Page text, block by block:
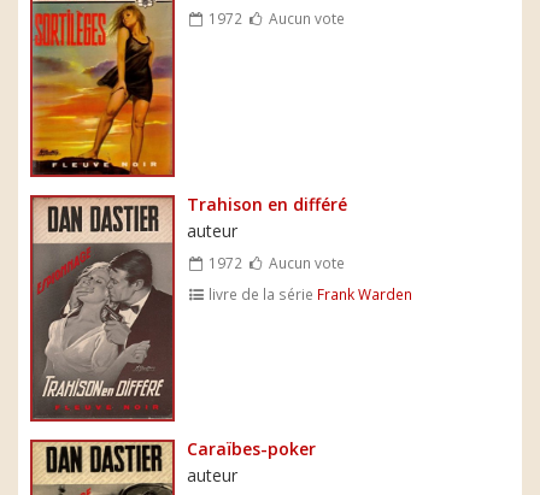
1972 Aucun vote
Trahison en différé
auteur
1972
Aucun vote
livre de la série Frank Warden
Caraïbes-poker
auteur